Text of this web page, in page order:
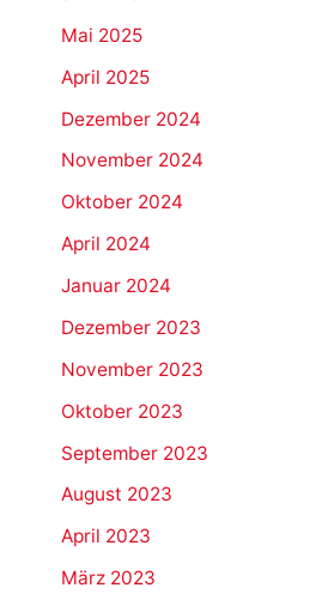
Mai 2025
April 2025
Dezember 2024
November 2024
Oktober 2024
April 2024
Januar 2024
Dezember 2023
November 2023
Oktober 2023
September 2023
August 2023
April 2023
März 2023